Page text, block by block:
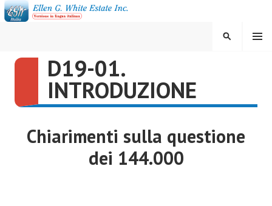
Vai
al
ELLEN G. WHITE ESTATE
INC.
MENU
CERCA
D19-01.
INTRODUZIONE
Chiarimenti sulla questione
dei 144.000